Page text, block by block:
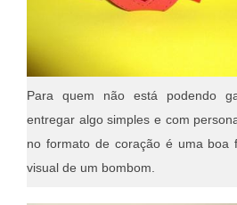
Para quem não está podendo
entregar algo simples e com
no formato de coração é uma boa
visual de um bombom.